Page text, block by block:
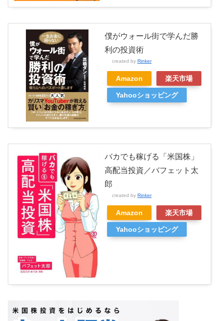
僕がウォール街で学んだ勝
利の投資術
created by Rinker
Amazon 楽天市場
Yahooショッピング
バカでも稼げる「米国株」
高配当投資／バフェット太
郎
created by Rinker
Amazon 楽天市場
Yahooショッピング